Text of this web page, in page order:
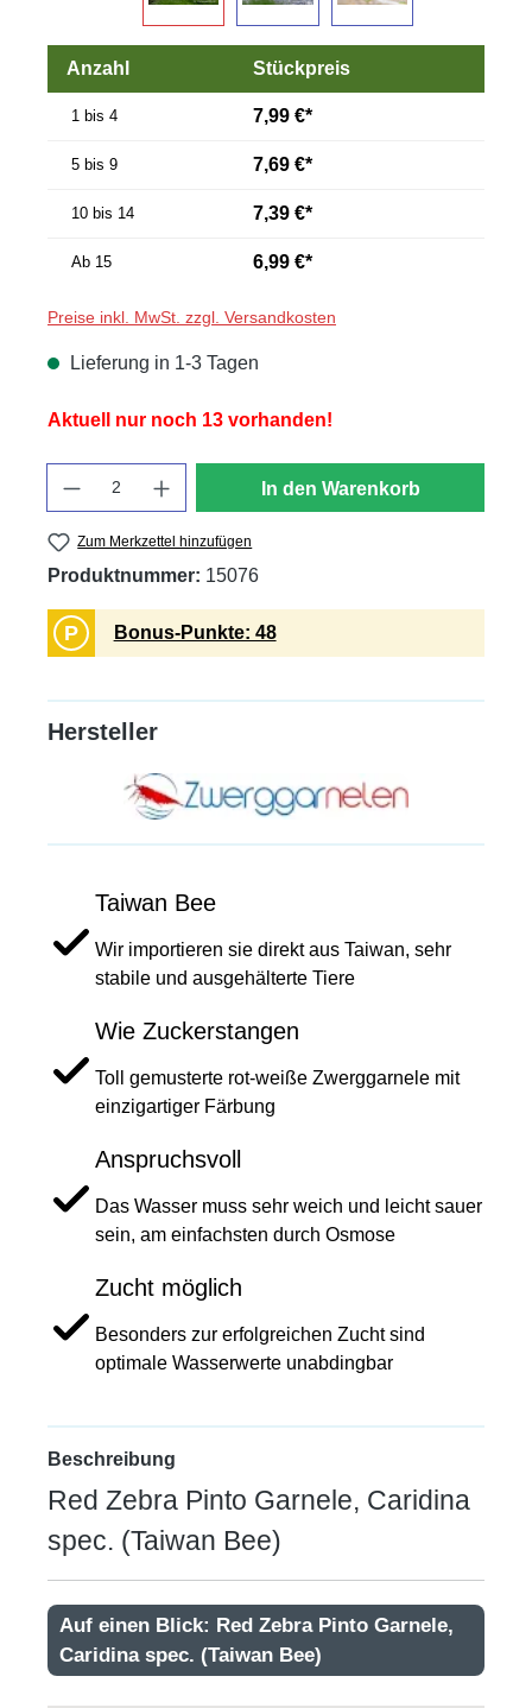
Anzahl Stückpreis
1 bis 4 7,99 €*
5 bis 9 7,69 €*
10 bis 14 7,39 €*
Ab 15 6,99 €*
Preise inkl. MwSt. zzgl. Versandkosten
Lieferung in 1-3 Tagen
Aktuell nur noch 13 vorhanden!
In den Warenkorb
Zum Merkzettel hinzufügen
Produktnummer: 15076
P Bonus-Punkte: 48
Hersteller
Taiwan Bee
Wir importieren sie direkt aus Taiwan, sehr
stabile und ausgehälterte Tiere
Wie Zuckerstangen
Toll gemusterte rot-weiße Zwerggarnele mit
einzigartiger Färbung
Anspruchsvoll
Das Wasser muss sehr weich und leicht sauer
sein, am einfachsten durch Osmose
Zucht möglich
Besonders zur erfolgreichen Zucht sind
optimale Wasserwerte unabdingbar
Beschreibung
Red Zebra Pinto Garnele, Caridina
spec. (Taiwan Bee)
Auf einen Blick: Red Zebra Pinto Garnele,
Caridina spec. (Taiwan Bee)